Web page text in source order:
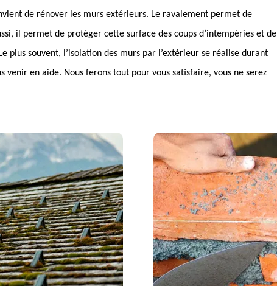
de rénover les murs extérieurs. Le ravalement permet de
il permet de protéger cette surface des coups d’intempéries et de
plus souvent, l’isolation des murs par l’extérieur se réalise durant
venir en aide. Nous ferons tout pour vous satisfaire, vous ne serez